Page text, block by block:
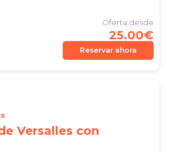
Oferta desde
25.00€
Reservar ahora
Versalles con